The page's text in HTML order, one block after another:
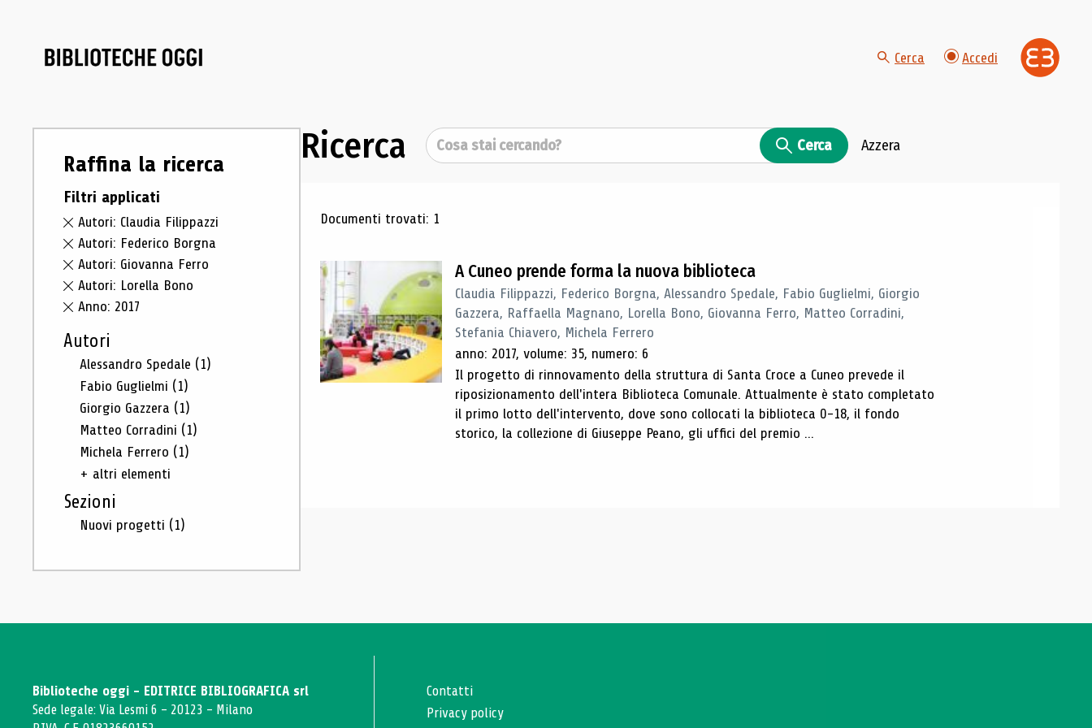
Cerca Accedi
Raffina la ricerca
Filtri applicati
Autori: Claudia Filippazzi
Autori: Federico Borgna
Autori: Giovanna Ferro
Autori: Lorella Bono
Anno: 2017
Autori
Alessandro Spedale (1)
Fabio Guglielmi (1)
Giorgio Gazzera (1)
Matteo Corradini (1)
Michela Ferrero (1)
+ altri elementi
Sezioni
Nuovi progetti (1)
Ricerca Cerca Cerca Azzera
Risultati di ricerca
Documenti trovati: 1
A Cuneo prende forma la nuova biblioteca
Claudia Filippazzi, Federico Borgna, Alessandro Spedale, Fabio Guglielmi, Giorgio
Gazzera, Raffaella Magnano, Lorella Bono, Giovanna Ferro, Matteo Corradini,
Stefania Chiavero, Michela Ferrero
anno: 2017, volume: 35, numero: 6
Il progetto di rinnovamento della struttura di Santa Croce a Cuneo prevede il
riposizionamento dell'intera Biblioteca Comunale. Attualmente è stato completato
il primo lotto dell'intervento, dove sono collocati la biblioteca 0-18, il fondo
storico, la collezione di Giuseppe Peano, gli uffici del premio ...
Biblioteche oggi - EDITRICE BIBLIOGRAFICA srl
Sede legale: Via Lesmi 6 - 20123 - Milano
Contatti
Privacy policy